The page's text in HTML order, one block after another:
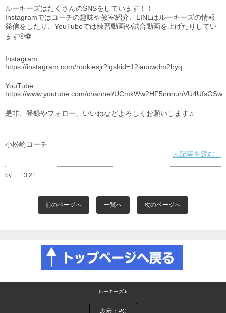
ルーキーズはたくさんのSNSをしています！！
Instagramではコーチの趣味や教室紹介、LINEはルーキーズの情報
発信をしたり、YouTubeでは練習動画や試合動画を上げたりしてい
ます⚾️⚽️
Instagram
https://instagram.com/rookiesjr?igshid=12laucwdm2byq
YouTube
https://www.youtube.com/channel/UCmkWw2HF5nnnuhVU4UfsGSw
是非、登録やフォロー、いいねなどよろしくお願いします♫
小松崎コーチ
元記事を読む...
by 13:21
前のページへ 一覧へ 次のページへ
ルーキーズJr
表示：PC